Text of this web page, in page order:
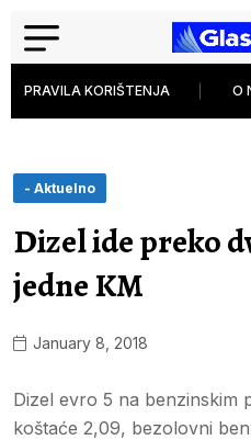
PRAVILA KORIŠTENJA O
- Aktuelno
Dizel ide preko
jedne KM
January 8, 2018
Dizel evro 5 na benzinskim
koštaće 2,09, bezolovni